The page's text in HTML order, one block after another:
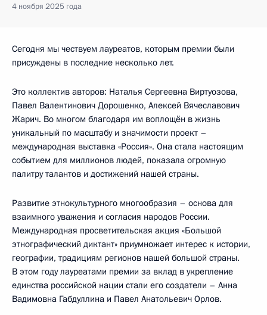
4 ноября 2025 года
Сегодня мы чествуем лауреатов, которым премии были
присуждены в последние несколько лет.
Это коллектив авторов: Наталья Сергеевна Виртуозова,
Павел Валентинович Дорошенко, Алексей Вячеславович
Жарич. Во многом благодаря им воплощён в жизнь
уникальный по масштабу и значимости проект –
международная выставка «Россия». Она стала настоящим
событием для миллионов людей, показала огромную
палитру талантов и достижений нашей страны.
Развитие этнокультурного многообразия – основа для
взаимного уважения и согласия народов России.
Международная просветительская акция «Большой
этнографический диктант» приумножает интерес к истории,
географии, традициям регионов нашей большой страны.
В этом году лауреатами премии за вклад в укрепление
единства российской нации стали его создатели – Анна
Вадимовна Габдуллина и Павел Анатольевич Орлов.